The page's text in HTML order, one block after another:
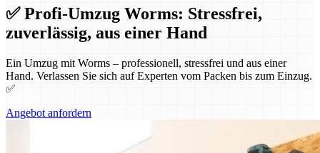
✅ Profi-Umzug Worms: Stressfrei,
zuverlässig, aus einer Hand
Ein Umzug mit Worms – professionell, stressfrei und aus einer
Hand. Verlassen Sie sich auf Experten vom Packen bis zum Einzug.
✅
Angebot anfordern